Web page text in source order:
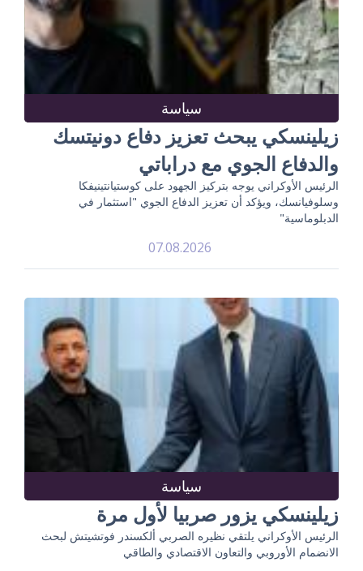
سياسة
زيلينسكي يبحث تعزيز دفاع دونيتسك
والدفاع الجوي مع دراباتي
الرئيس الأوكراني يوجه بتركيز الجهود على كوستيانتينيفكا
وسلوفيانسك، ويؤكد أن تعزيز الدفاع الجوي "استثمار في
الدبلوماسية"
07.08.2026
سياسة
زيلينسكي يزور صربيا لأول مرة
الرئيس الأوكراني يلتقي نظيره الصربي ألكسندر فوتشيتش لبحث
الانضمام الأوروبي والتعاون الاقتصادي والطاقي